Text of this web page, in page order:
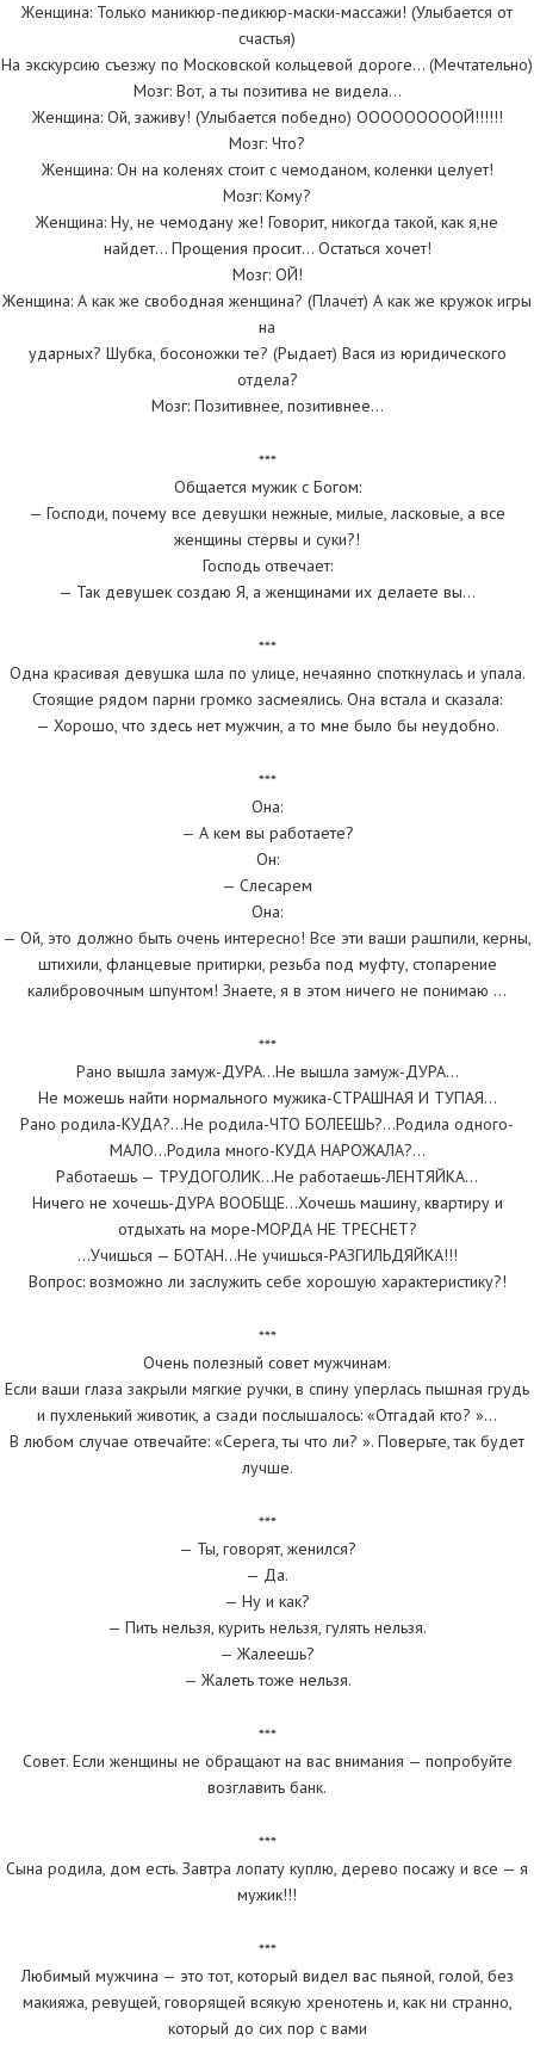
Женщина: Только маникюр-педикюр-маски-массажи! (Улыбается от
счастья)
На экскурсию съезжу по Московской кольцевой дороге… (Мечтательно)
Мозг: Вот, а ты позитива не видела…
Женщина: Ой, заживу! (Улыбается победно) ОООООООООЙ!!!!!!
Мозг: Что?
Женщина: Он на коленях стоит с чемоданом, коленки целует!
Мозг: Кому?
Женщина: Ну, не чемодану же! Говорит, никогда такой, как я,не
найдет… Прощения просит… Остаться хочет!
Мозг: ОЙ!
Женщина: А как же свободная женщина? (Плачет) А как же кружок игры
на
ударных? Шубка, босоножки те? (Рыдает) Вася из юридического
отдела?
Мозг: Позитивнее, позитивнее…
***
Общается мужик с Богом:
— Господи, почему все девушки нежные, милые, ласковые, а все
женщины стервы и суки?!
Господь отвечает:
— Так девушек создаю Я, а женщинами их делаете вы…
***
Одна красивая девушка шла по улице, нечаянно споткнулась и упала.
Стоящие рядом парни громко засмеялись. Она встала и сказала:
— Хорошо, что здесь нет мужчин, а то мне было бы неудобно.
***
Она:
— А кем вы работаете?
Он:
— Слесарем
Она:
— Ой, это должно быть очень интересно! Все эти ваши рашпили, керны,
штихили, фланцевые притирки, резьба под муфту, стопарение
калибровочным шпунтом! Знаете, я в этом ничего не понимаю …
***
Рано вышла замуж-ДУРА…Не вышла замуж-ДУРА…
Не можешь найти нормального мужика-СТРАШНАЯ И ТУПАЯ…
Рано родила-КУДА?…Не родила-ЧТО БОЛЕЕШЬ?…Родила одного-
МАЛО…Родила много-КУДА НАРОЖАЛА?…
Работаешь — ТРУДОГОЛИК…Не работаешь-ЛЕНТЯЙКА…
Ничего не хочешь-ДУРА ВООБЩЕ…Хочешь машину, квартиру и
отдыхать на море-МОРДА НЕ ТРЕСНЕТ?
…Учишься — БОТАН…Не учишься-РАЗГИЛЬДЯЙКА!!!
Вопрос: возможно ли заслужить себе хорошую характеристику?!
***
Очень полезный совет мужчинам.
Если ваши глаза закрыли мягкие ручки, в спину уперлась пышная грудь
и пухленький животик, а сзади послышалось: «Отгадай кто? »…
В любом случае отвечайте: «Серега, ты что ли? ». Поверьте, так будет
лучше.
***
— Ты, говорят, женился?
— Да.
— Ну и как?
— Пить нельзя, курить нельзя, гулять нельзя.
— Жалеешь?
— Жалеть тоже нельзя.
***
Совет. Если женщины не обращают на вас внимания — попробуйте
возглавить банк.
***
Сына родила, дом есть. Завтра лопату куплю, дерево посажу и все — я
мужик!!!
***
Любимый мужчина — это тот, который видел вас пьяной, голой, без
макияжа, ревущей, говорящей всякую хренотень и, как ни странно,
который до сих пор с вами